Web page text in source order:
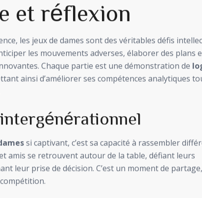
et réflexion
les jeux de dames sont des véritables défis
les mouvements adverses, élaborer des plans
Chaque partie est une démonstration de
ainsi d’améliorer ses compétences analytiques
si captivant, c’est sa capacité à rassembler
amis se retrouvent autour de la table, défiant leurs
leur prise de décision. C’est un moment de